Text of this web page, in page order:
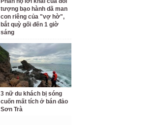
tượng bạo hành dã man
con riêng của "vợ hờ",
bắt quỳ gối đến 1 giờ
sáng
3 nữ du khách bị sóng
cuốn mất tích ở bán đảo
Sơn Trà